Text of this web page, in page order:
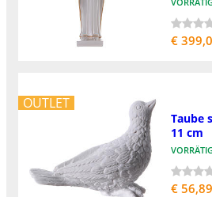
€
OUTLET
Taube
11 cm
€ 56,89